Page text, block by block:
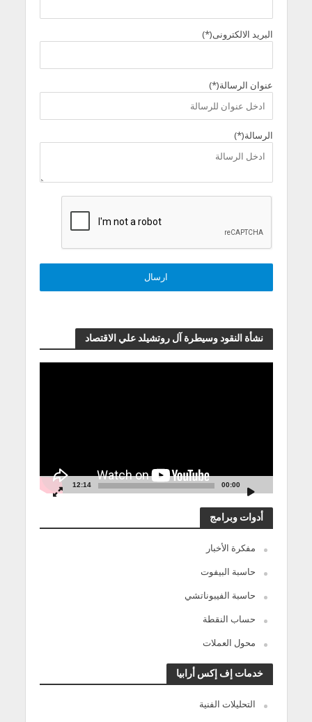
البريد الالكترونى(*)
عنوان الرسالة(*)
الرسالة(*)
نشأة النقود وسيطرة آل روتشيلد علي الاقتصاد
00:00
12:14
أدوات وبرامج
مفكرة الأخبار
حاسبة البيفوت
حاسبة الفيبوناتشي
حساب النقطة
محول العملات
خدمات إف إكس أرابيا
التحليلات الفنية